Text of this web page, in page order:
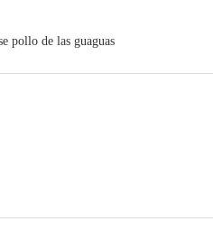
pollo de las guaguas